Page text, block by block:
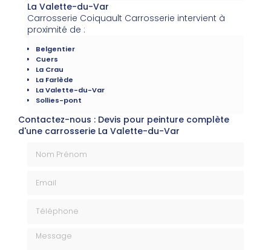
La Valette-du-Var
Carrosserie Coiquault Carrosserie intervient à
proximité de :
Belgentier
Cuers
La Crau
La Farlède
La Valette-du-Var
Sollies-pont
Contactez-nous : Devis pour peinture complète
d'une carrosserie La Valette-du-Var
Message